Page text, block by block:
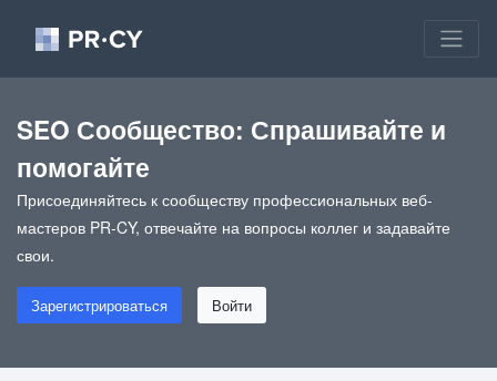
SEO Сообщество: Спрашивайте и
помогайте
Присоединяйтесь к сообществу профессиональных веб-
мастеров PR-CY, отвечайте на вопросы коллег и задавайте
свои.
Зарегистрироваться Войти